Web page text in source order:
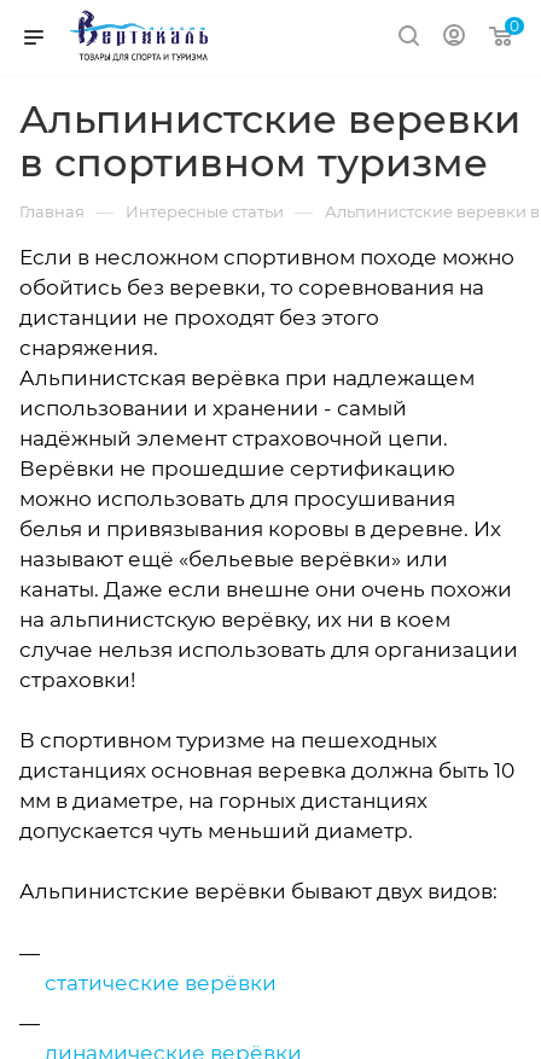
0
Альпинистские веревки
в спортивном туризме
Главная — Интересные статьи — Альпинистские веревки
Если в несложном спортивном походе можно
обойтись без веревки, то соревнования на
дистанции не проходят без этого
снаряжения.
Альпинистская верёвка при надлежащем
использовании и хранении - самый
надёжный элемент страховочной цепи.
Верёвки не прошедшие сертификацию
можно использовать для просушивания
белья и привязывания коровы в деревне. Их
называют ещё «бельевые верёвки» или
канаты. Даже если внешне они очень похожи
на альпинистскую верёвку, их ни в коем
случае нельзя использовать для организации
страховки!
В спортивном туризме на пешеходных
дистанциях основная веревка должна быть 10
мм в диаметре, на горных дистанциях
допускается чуть меньший диаметр.
Альпинистские верёвки бывают двух видов:
статические верёвки
динамические верёвки